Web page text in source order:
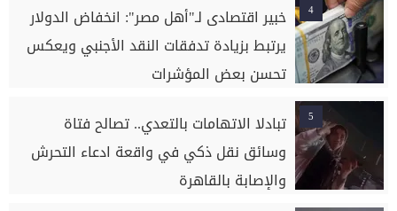
4
خبير اقتصادى لـ"أهل مصر": انخفاض الدولار
يرتبط بزيادة تدفقات النقد الأجنبي ويعكس
تحسن بعض المؤشرات
5
تبادلا الاتهامات بالتعدي.. تصالح فتاة
وسائق نقل ذكي في واقعة ادعاء التحرش
والإصابة بالقاهرة